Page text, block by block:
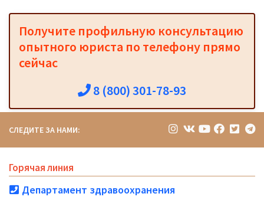
Получите профильную консультацию
опытного юриста по телефону прямо
сейчас
8 (800) 301-78-93
СЛЕДИТЕ ЗА НАМИ:
Горячая линия
Департамент здравоохранения